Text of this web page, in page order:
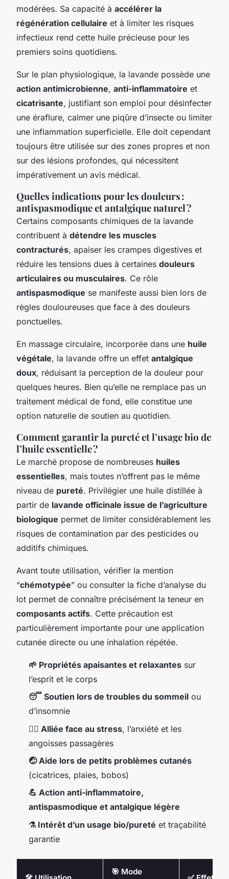
modérées. Sa capacité à accélérer la
régénération cellulaire et à limiter les risques
infectieux rend cette huile précieuse pour les
premiers soins quotidiens.
Sur le plan physiologique, la lavande possède une
action antimicrobienne, anti-inflammatoire et
cicatrisante, justifiant son emploi pour désinfecter
une éraflure, calmer une piqûre d’insecte ou limiter
une inflammation superficielle. Elle doit cependant
toujours être utilisée sur des zones propres et non
sur des lésions profondes, qui nécessitent
impérativement un avis médical.
Quelles indications pour les douleurs :
antispasmodique et antalgique naturel ?
Certains composants chimiques de la lavande
contribuent à détendre les muscles
contracturés, apaiser les crampes digestives et
réduire les tensions dues à certaines douleurs
articulaires ou musculaires. Ce rôle
antispasmodique se manifeste aussi bien lors de
règles douloureuses que face à des douleurs
ponctuelles.
En massage circulaire, incorporée dans une huile
végétale, la lavande offre un effet antalgique
doux, réduisant la perception de la douleur pour
quelques heures. Bien qu’elle ne remplace pas un
traitement médical de fond, elle constitue une
option naturelle de soutien au quotidien.
Comment garantir la pureté et l’usage bio de
l’huile essentielle ?
Le marché propose de nombreuses huiles
essentielles, mais toutes n’offrent pas le même
niveau de pureté. Privilégier une huile distillée à
partir de lavande officinale issue de l’agriculture
biologique permet de limiter considérablement les
risques de contamination par des pesticides ou
additifs chimiques.
Avant toute utilisation, vérifier la mention
“chémotypée” ou consulter la fiche d’analyse du
lot permet de connaître précisément la teneur en
composants actifs. Cette précaution est
particulièrement importante pour une application
cutanée directe ou une inhalation répétée.
🌱 Propriétés apaisantes et relaxantes sur
l’esprit et le corps
😴 Soutien lors de troubles du sommeil ou
d’insomnie
🧘‍♂️ Alliée face au stress, l’anxiété et les
angoisses passagères
🤕 Aide lors de petits problèmes cutanés
(cicatrices, plaies, bobos)
💪 Action anti-inflammatoire,
antispasmodique et antalgique légère
⚗️ Intérêt d’un usage bio/pureté et traçabilité
garantie
🎯 Mode